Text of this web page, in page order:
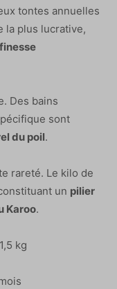
tontes annuelles
la plus lucrative,
finesse
Des bains
sont
du poil.
rareté. Le kilo de
un pilier
Karoo.
kg